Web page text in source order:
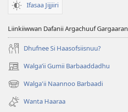
Ifasaa Jijjiiri
Liinkiiwwan Dafanii Argachuuf Gargaaran
Dhufnee Si Haasofsiisnuu?
Walgaʼii Gumii Barbaaddadhu
(opens
new
window)
Walga'ii Naannoo Barbaadi
(opens
new
window)
Wanta Haaraa